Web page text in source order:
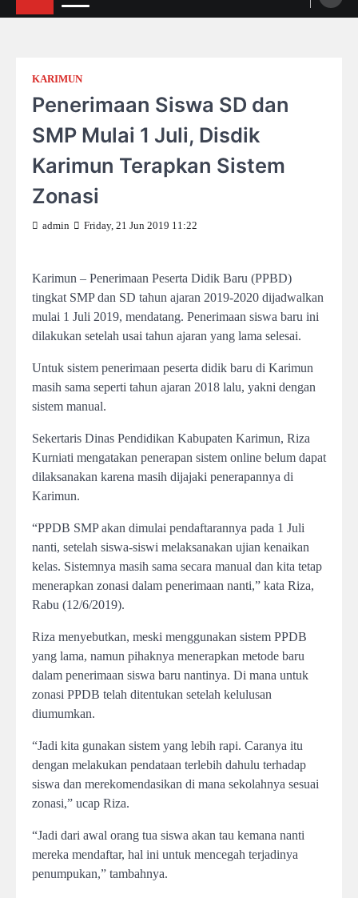
KARIMUN
Penerimaan Siswa SD dan
SMP Mulai 1 Juli, Disdik
Karimun Terapkan Sistem
Zonasi
admin Friday, 21 Jun 2019 11:22
Karimun – Penerimaan Peserta Didik Baru (PPBD)
tingkat SMP dan SD tahun ajaran 2019-2020 dijadwalkan
mulai 1 Juli 2019, mendatang. Penerimaan siswa baru ini
dilakukan setelah usai tahun ajaran yang lama selesai.
Untuk sistem penerimaan peserta didik baru di Karimun
masih sama seperti tahun ajaran 2018 lalu, yakni dengan
sistem manual.
Sekertaris Dinas Pendidikan Kabupaten Karimun, Riza
Kurniati mengatakan penerapan sistem online belum dapat
dilaksanakan karena masih dijajaki penerapannya di
Karimun.
“PPDB SMP akan dimulai pendaftarannya pada 1 Juli
nanti, setelah siswa-siswi melaksanakan ujian kenaikan
kelas. Sistemnya masih sama secara manual dan kita tetap
menerapkan zonasi dalam penerimaan nanti,” kata Riza,
Rabu (12/6/2019).
Riza menyebutkan, meski menggunakan sistem PPDB
yang lama, namun pihaknya menerapkan metode baru
dalam penerimaan siswa baru nantinya. Di mana untuk
zonasi PPDB telah ditentukan setelah kelulusan
diumumkan.
“Jadi kita gunakan sistem yang lebih rapi. Caranya itu
dengan melakukan pendataan terlebih dahulu terhadap
siswa dan merekomendasikan di mana sekolahnya sesuai
zonasi,” ucap Riza.
“Jadi dari awal orang tua siswa akan tau kemana nanti
mereka mendaftar, hal ini untuk mencegah terjadinya
penumpukan,” tambahnya.